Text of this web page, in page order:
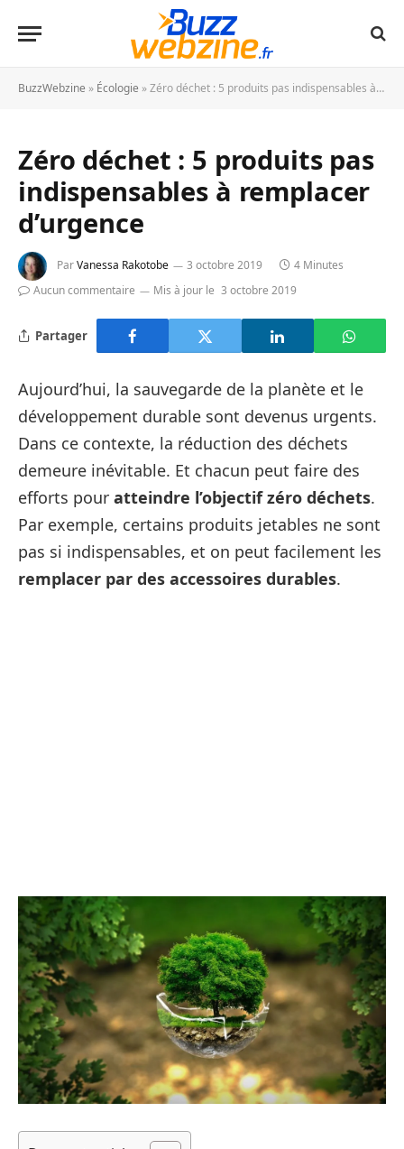
BuzzWebzine » Écologie »Zéro déchet : 5 produits pas indispensables à remplacer d’urgence
Zéro déchet : 5 produits pas
indispensables à remplacer
d’urgence
ParVanessa Rakotobe 3 octobre 2019
4 Minutes
Aucun commentaire
Mis à jour le 3 octobre 2019
Partager
Aujourd’hui, la sauvegarde de la planète et le
développement durable sont devenus urgents.
Dans ce contexte, la réduction des déchets
demeure inévitable. Et chacun peut faire des
efforts pour atteindre l’objectif zéro déchets.
Par exemple, certains produits jetables ne sont
pas si indispensables, et on peut facilement les
remplacer par des accessoires durables.